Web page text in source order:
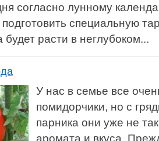
согласно лунному
специальную
расти в неглубоком...
У нас в семье все
помидорчики, но с
парника они уже не
аромата и вкуса.